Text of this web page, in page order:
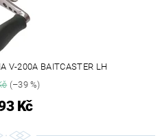
V-200A BAITCASTER LH
(–39 %)
Kč